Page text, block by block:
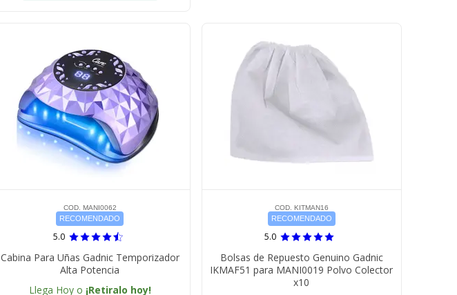
COD. MANI0062
RECOMENDADO
5.0
Cabina Para Uñas Gadnic Temporizador
Alta Potencia
Llega Hoy o ¡Retiralo hoy!
COD. KITMAN16
RECOMENDADO
5.0
Bolsas de Repuesto Genuino Gadnic
IKMAF51 para MANI0019 Polvo Colector
x10